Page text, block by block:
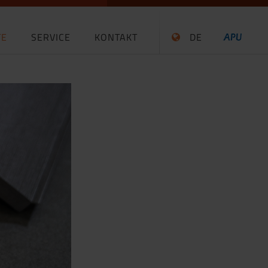
SERVICE KONTAKT DE